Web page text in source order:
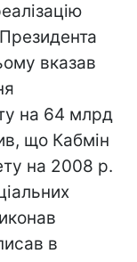
вказав
на 64 млрд
що Кабмін
на 2008 р.
в